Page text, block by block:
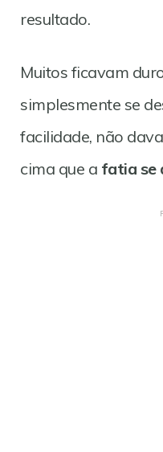
resultado.
Muitos ficavam
simplesmente se
facilidade, não
cima que a fatia se